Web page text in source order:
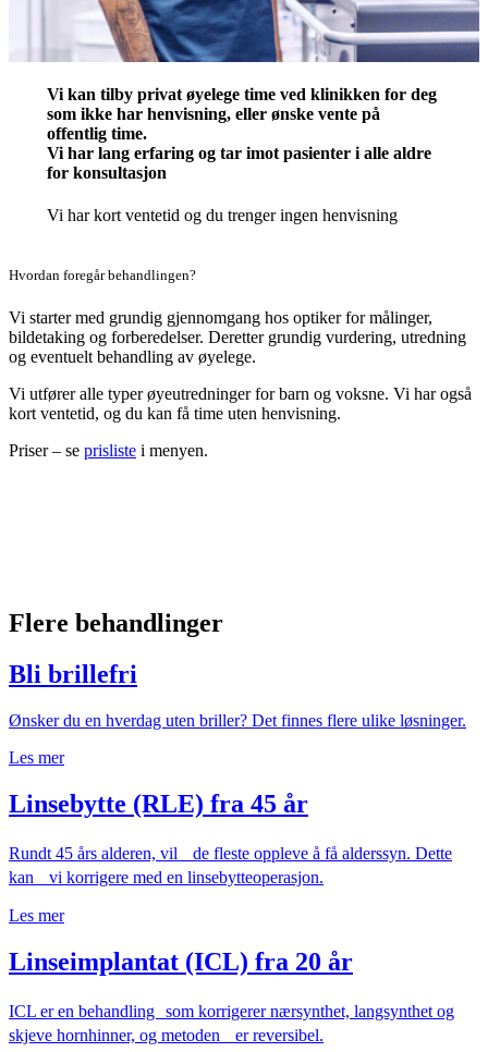
Vi kan tilby privat øyelege time ved klinikken for deg
som ikke har henvisning, eller ønske vente på
offentlig time.
Vi har lang erfaring og tar imot pasienter i alle aldre
for konsultasjon
Vi har kort ventetid og du trenger ingen henvisning
Hvordan foregår behandlingen?
Vi starter med grundig gjennomgang hos optiker for målinger,
bildetaking og forberedelser. Deretter grundig vurdering, utredning
og eventuelt behandling av øyelege.
Vi utfører alle typer øyeutredninger for barn og voksne. Vi har også
kort ventetid, og du kan få time uten henvisning.
Priser – se prisliste i menyen.
Flere behandlinger
Bli brillefri
Ønsker du en hverdag uten briller? Det finnes flere ulike løsninger.
Les mer
Linsebytte (RLE) fra 45 år
Rundt 45 års alderen, vil de fleste oppleve å få alderssyn. Dette
kan vi korrigere med en linsebytteoperasjon.
Les mer
Linseimplantat (ICL) fra 20 år
ICL er en behandling som korrigerer nærsynthet, langsynthet og
skjeve hornhinner, og metoden er reversibel.